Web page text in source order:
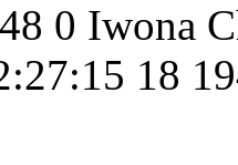
0 Iwona
18